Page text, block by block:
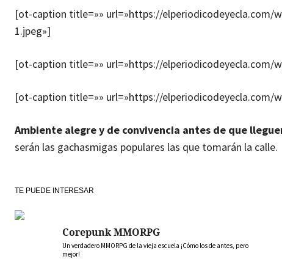
[ot-caption title=»» url=»https://elperiodicodeyecla.com/
1.jpeg»]
[ot-caption title=»» url=»https://elperiodicodeyecla.com/
[ot-caption title=»» url=»https://elperiodicodeyecla.com/
Ambiente alegre y de convivencia antes de que
serán las gachasmigas populares las que tomarán la calle.
TE PUEDE INTERESAR
Corepunk MMORPG
Un verdadero MMORPG de la vieja escuela ¡Cómo los de antes, pero
mejor!